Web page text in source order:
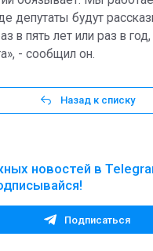
депутаты будут
в пять лет или раз в
- сообщил он.
Назад к списку
новостей в
Подписаться